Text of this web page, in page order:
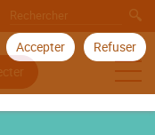
Accepter Refuser